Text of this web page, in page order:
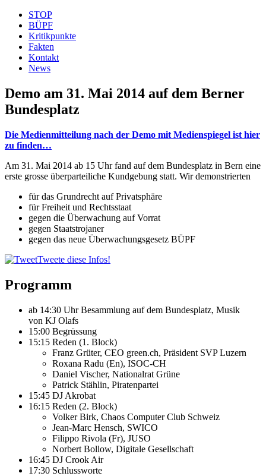
STOP
BÜPF
Kritikpunkte
Fakten
Kontakt
News
Demo am 31. Mai 2014 auf dem Berner
Bundesplatz
Die Medienmitteilung nach der Demo mit Medienspiegel ist hier
zu finden…
Am 31. Mai 2014 ab 15 Uhr fand auf dem Bundesplatz in Bern eine
erste grosse überparteiliche Kundgebung statt. Wir demonstrierten
für das Grundrecht auf Privatsphäre
für Freiheit und Rechtsstaat
gegen die Überwachung auf Vorrat
gegen Staatstrojaner
gegen das neue Überwachungsgesetz BÜPF
Tweete diese Infos!
Programm
ab 14:30 Uhr Besammlung auf dem Bundesplatz, Musik
von KJ Olafs
15:00 Begrüssung
15:15 Reden (1. Block)
Franz Grüter, CEO green.ch, Präsident SVP Luzern
Roxana Radu (En), ISOC-CH
Daniel Vischer, Nationalrat Grüne
Patrick Stählin, Piratenpartei
15:45 DJ Akrobat
16:15 Reden (2. Block)
Volker Birk, Chaos Computer Club Schweiz
Jean-Marc Hensch, SWICO
Filippo Rivola (Fr), JUSO
Norbert Bollow, Digitale Gesellschaft
16:45 DJ Crook Air
17:30 Schlussworte